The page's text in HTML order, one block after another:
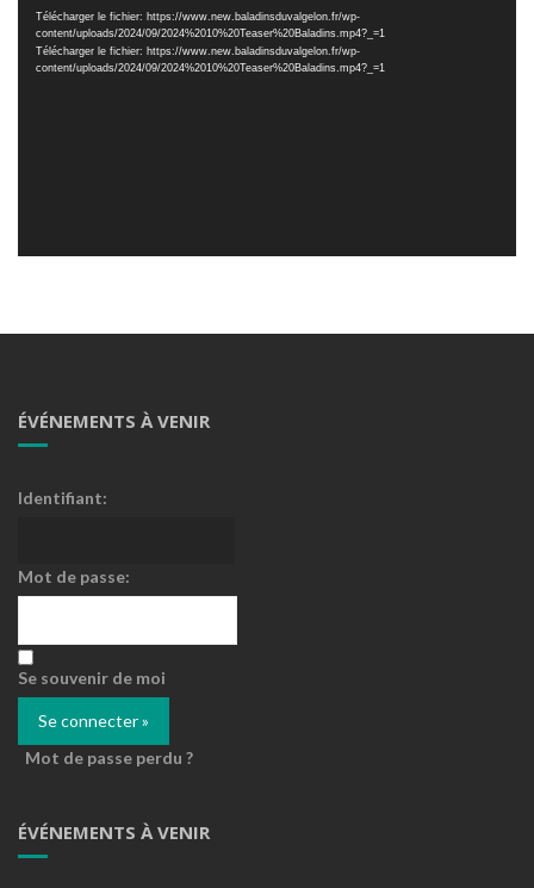
vidéo
Télécharger le fichier: https://www.new.baladinsduvalgelon.fr/wp-
content/uploads/2024/09/2024%2010%20Teaser%20Baladins.mp4?_=1
Télécharger le fichier: https://www.new.baladinsduvalgelon.fr/wp-
content/uploads/2024/09/2024%2010%20Teaser%20Baladins.mp4?_=1
ÉVÉNEMENTS À VENIR
Identifiant:
Mot de passe:
Se souvenir de moi
Mot de passe perdu ?
ÉVÉNEMENTS À VENIR